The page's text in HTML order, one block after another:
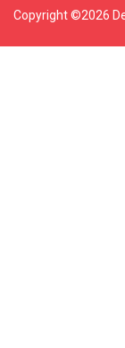
Copyright ©2026